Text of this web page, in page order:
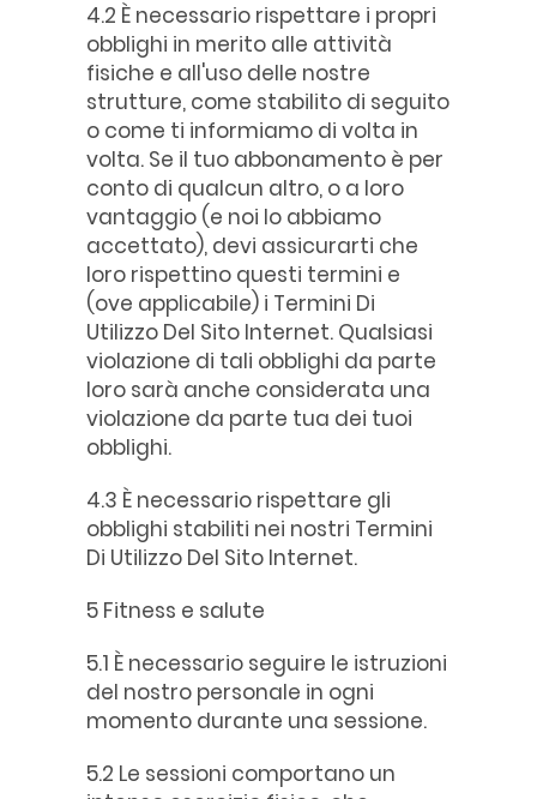
4.2 È necessario rispettare i propri
obblighi in merito alle attività
fisiche e all'uso delle nostre
strutture, come stabilito di seguito
o come ti informiamo di volta in
volta. Se il tuo abbonamento è per
conto di qualcun altro, o a loro
vantaggio (e noi lo abbiamo
accettato), devi assicurarti che
loro rispettino questi termini e
(ove applicabile) i Termini Di
Utilizzo Del Sito Internet. Qualsiasi
violazione di tali obblighi da parte
loro sarà anche considerata una
violazione da parte tua dei tuoi
obblighi.
4.3 È necessario rispettare gli
obblighi stabiliti nei nostri Termini
Di Utilizzo Del Sito Internet.
5 Fitness e salute
5.1 È necessario seguire le istruzioni
del nostro personale in ogni
momento durante una sessione.
5.2 Le sessioni comportano un